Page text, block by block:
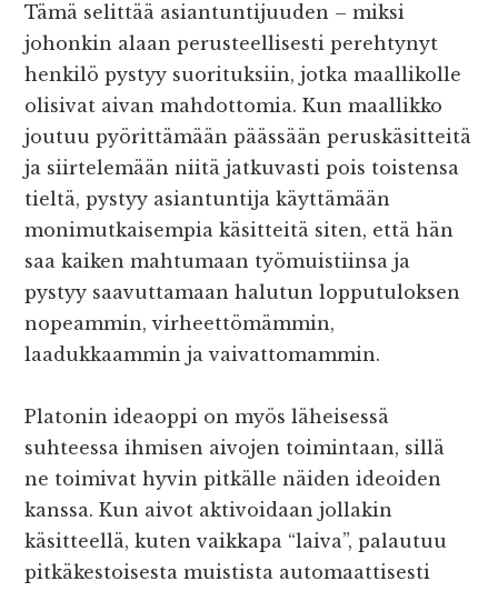
Tämä selittää asiantuntijuuden – miksi
johonkin alaan perusteellisesti perehtynyt
henkilö pystyy suorituksiin, jotka maallikolle
olisivat aivan mahdottomia. Kun maallikko
joutuu pyörittämään päässään peruskäsitteitä
ja siirtelemään niitä jatkuvasti pois toistensa
tieltä, pystyy asiantuntija käyttämään
monimutkaisempia käsitteitä siten, että hän
saa kaiken mahtumaan työmuistiinsa ja
pystyy saavuttamaan halutun lopputuloksen
nopeammin, virheettömämmin,
laadukkaammin ja vaivattomammin.
Platonin ideaoppi on myös läheisessä
suhteessa ihmisen aivojen toimintaan, sillä
ne toimivat hyvin pitkälle näiden ideoiden
kanssa. Kun aivot aktivoidaan jollakin
käsitteellä, kuten vaikkapa “laiva”, palautuu
pitkäkestoisesta muistista automaattisesti